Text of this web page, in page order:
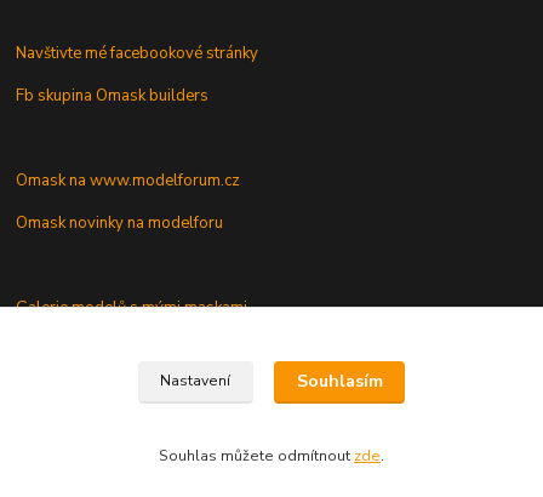
Navštivte mé facebookové stránky
Fb skupina Omask builders
Omask na www.modelforum.cz
Omask novinky na modelforu
Galerie modelů s mými maskami
Nastavení Souhlasím
Souhlas můžete odmítnout zde.